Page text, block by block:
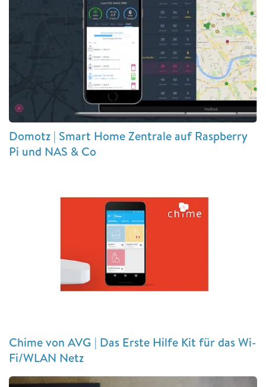
Domotz | Smart Home Zentrale auf Raspberry
Pi und NAS & Co
Chime von AVG | Das Erste Hilfe Kit für das Wi-
Fi/WLAN Netz